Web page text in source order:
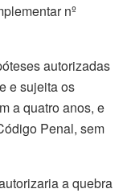
nº
autorizadas
e sujeita os
a quatro anos, e
Penal, sem
a quebra